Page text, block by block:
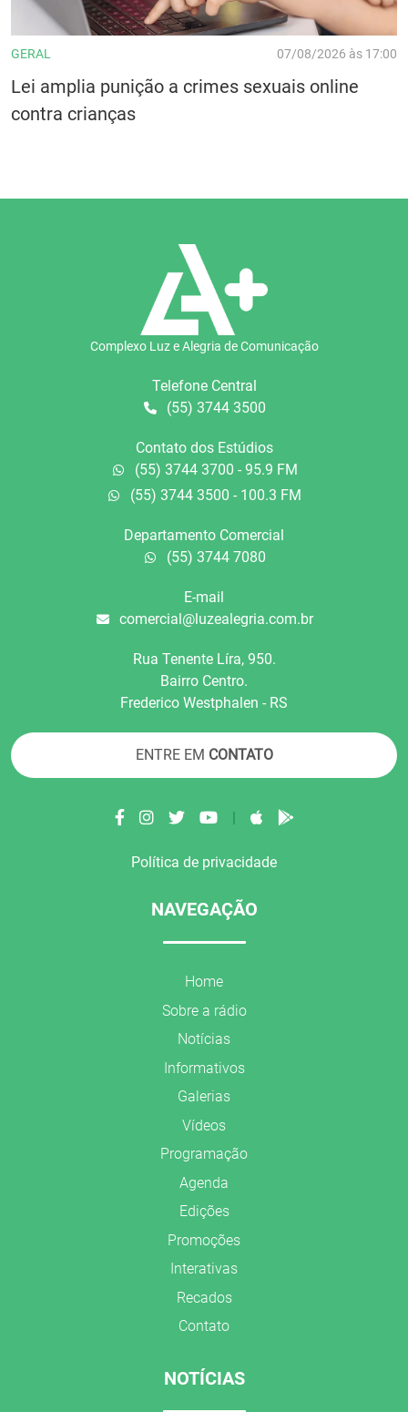
GERAL 07/08/2026 às 17:00
Lei amplia punição a crimes sexuais online
contra crianças
Complexo Luz e Alegria de Comunicação
Telefone Central
(55) 3744 3500
Contato dos Estúdios
(55) 3744 3700 - 95.9 FM
(55) 3744 3500 - 100.3 FM
Departamento Comercial
(55) 3744 7080
E-mail
comercial@luzealegria.com.br
Rua Tenente Líra, 950.
Bairro Centro.
Frederico Westphalen - RS
ENTRE EM CONTATO
|
Política de privacidade
NAVEGAÇÃO
Home
Sobre a rádio
Notícias
Informativos
Galerias
Vídeos
Programação
Agenda
Edições
Promoções
Interativas
Recados
Contato
NOTÍCIAS